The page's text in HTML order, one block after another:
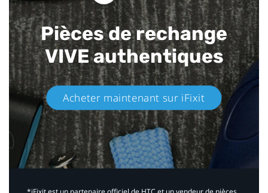
Pièces de rechange
VIVE authentiques​
Acheter maintenant sur iFixit​